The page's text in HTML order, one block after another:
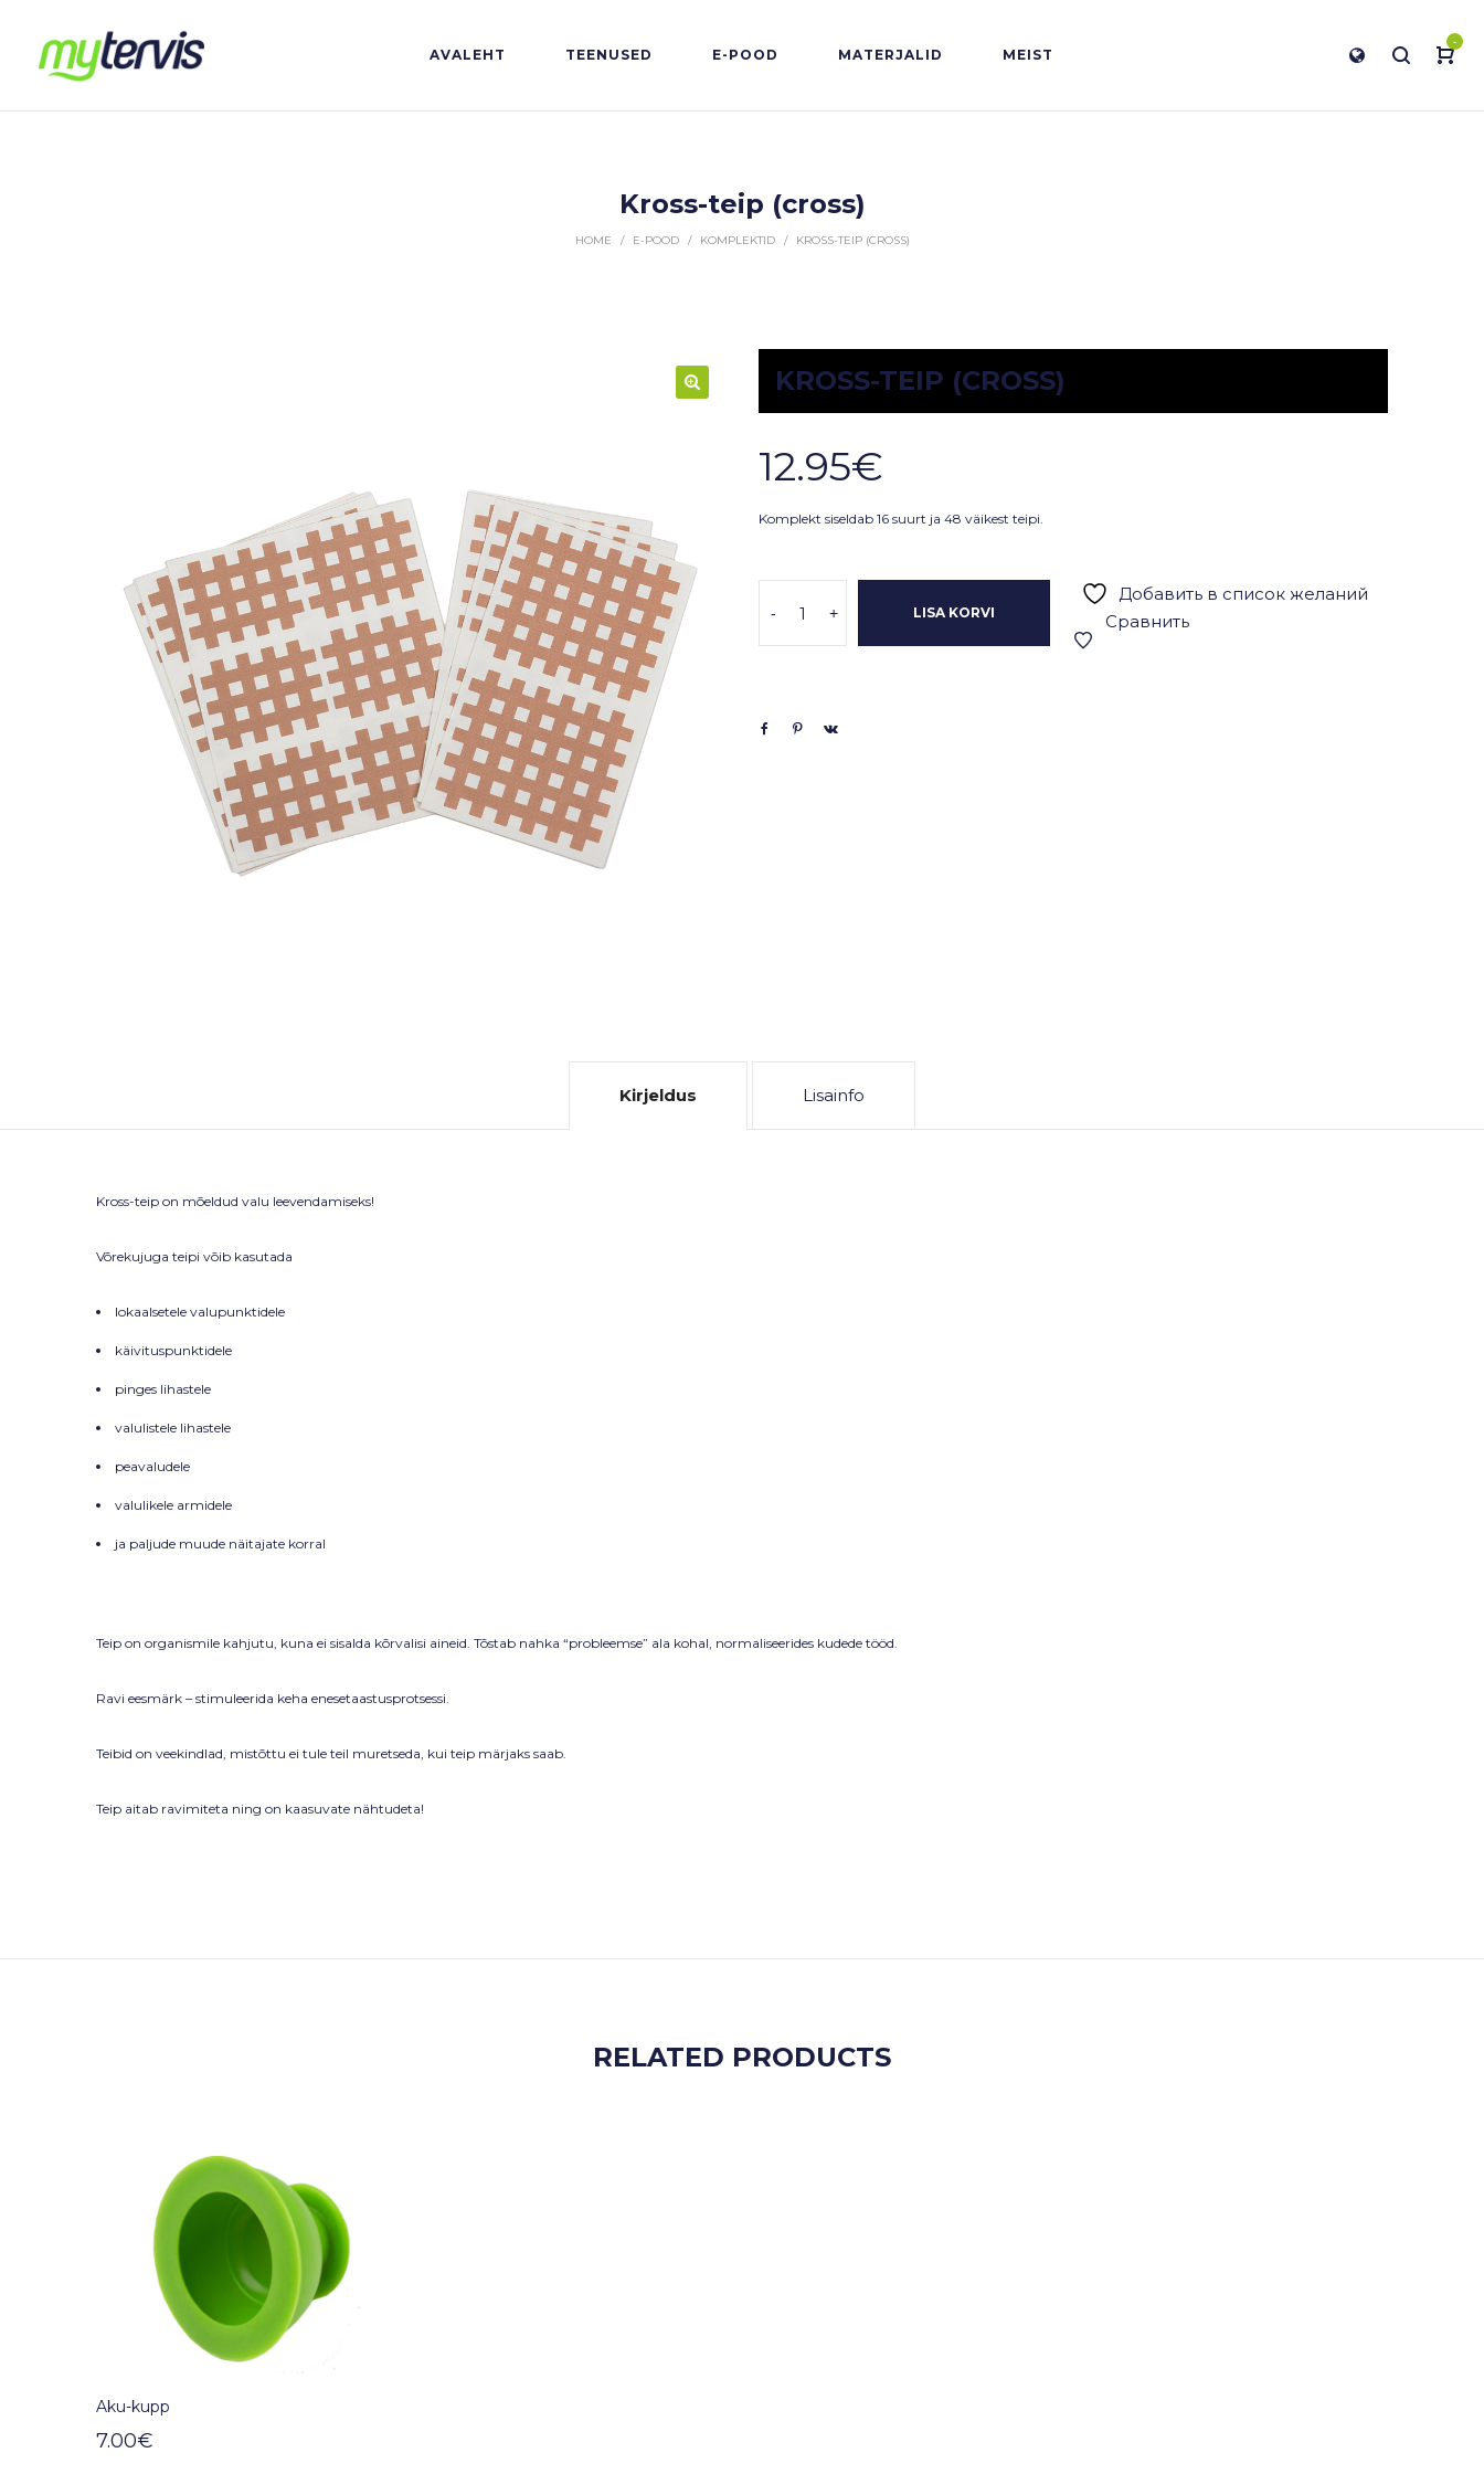
AVALEHT TEENUSED E-POOD MATERJALID MEIST
-
Kross-teip (cross)
HOME / E-POOD / KOMPLEKTID / KROSS-TEIP (CROSS)
KROSS-TEIP (CROSS)
12.95€
Komplekt siseldab 16 suurt ja 48 väikest teipi.
- + LISA KORVI
Добавить в список желаний
Сравнить
Kirjeldus Lisainfo
Kross-teip on mõeldud valu leevendamiseks!
Võrekujuga teipi võib kasutada
lokaalsetele valupunktidele
käivituspunktidele
pinges lihastele
valulistele lihastele
peavaludele
valulikele armidele
ja paljude muude näitajate korral
Teip on organismile kahjutu, kuna ei sisalda kõrvalisi aineid. Tõstab nahka “probleemse” ala kohal, normaliseerides kudede tööd.
Ravi eesmärk – stimuleerida keha enesetaastusprotsessi.
Teibid on veekindlad, mistõttu ei tule teil muretseda, kui teip märjaks saab.
Teip aitab ravimiteta ning on kaasuvate nähtudeta!
RELATED PRODUCTS
Aku-kupp
7.00€